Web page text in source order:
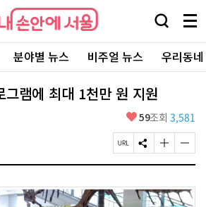
검
창
열
기
메
뉴
전
체
보
분야별 뉴스 비주얼 뉴스 우리동
그램에 최대 1천만 원 지원
좋
요
59조회 3,581
페
이
U
R
S
N
공
유
글
자
기
크
글
자
기
작